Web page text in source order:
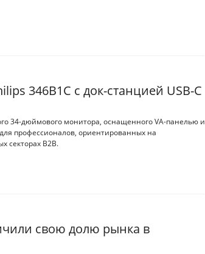
346B1C с док-станцией USB-C
34-дюймового монитора, оснащенного VA-панелью и
профессионалов, ориентированных на
секторах B2B.
свою долю рынка в